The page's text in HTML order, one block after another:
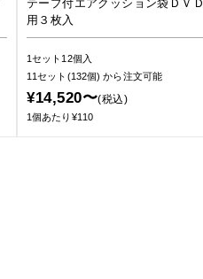
テープ付エアクッション袋ＤＶＤ
用３枚入
1セット12個入
11セット(132個)から注文可能
¥14,520〜(税込)
1個あたり¥110